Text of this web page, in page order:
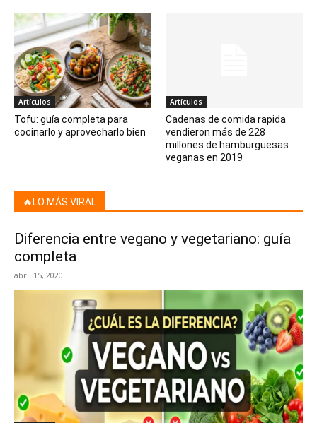
Artículos
Tofu: guía completa para
cocinarlo y aprovecharlo bien
Artículos
Cadenas de comida rapida
vendieron más de 228
millones de hamburguesas
veganas en 2019
🔥LO MÁS VIRAL
Diferencia entre vegano y vegetariano: guía
completa
abril 15, 2020